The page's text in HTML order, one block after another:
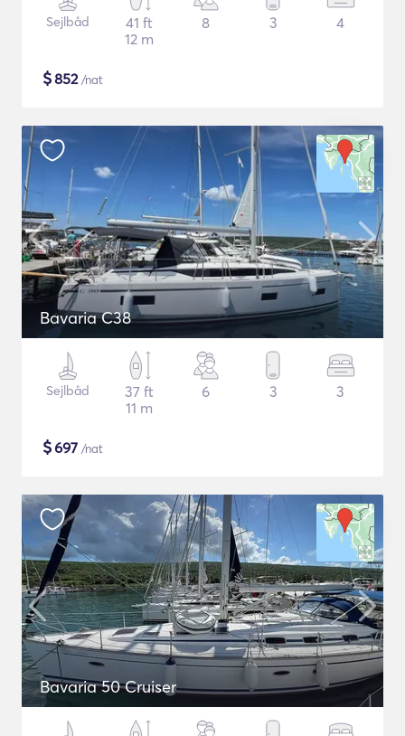
Sejlbåd
41 ft
12 m
8 3 4
$852/nat
Bavaria C38
Sejlbåd
37 ft
11 m
6 3 3
$697 /nat
Bavaria 50 Cruiser